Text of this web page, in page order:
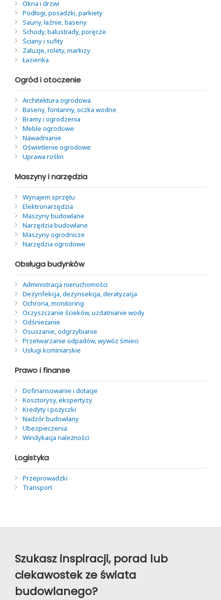
Okna i drzwi
Podłogi, posadzki, parkiety
Sauny, łaźnie, baseny
Schody, balustrady, poręcze
Ściany i sufity
Żaluzje, rolety, markizy
Łazienka
Ogród i otoczenie
Architektura ogrodowa
Baseny, fontanny, oczka wodne
Bramy i ogrodzenia
Meble ogrodowe
Nawadnianie
Oświetlenie ogrodowe
Uprawa roślin
Maszyny i narzędzia
Wynajem sprzętu
Elektronarzędzia
Maszyny budowlane
Narzędzia budowlane
Maszyny ogrodnicze
Narzędzia ogrodowe
Obsługa budynków
Administracja nieruchomości
Dezynfekcja, dezynsekcja, deratyzacja
Ochrona, monitoring
Oczyszczanie ścieków, uzdatnianie wody
Odśnieżanie
Osuszanie, odgrzybianie
Przetwarzanie odpadów, wywóz śmieci
Usługi kominiarskie
Prawo i finanse
Dofinansowanie i dotacje
Kosztorysy, ekspertyzy
Kredyty i pożyczki
Nadzór budowlany
Ubezpieczenia
Windykacja należności
Logistyka
Przeprowadzki
Transport
Szukasz inspiracji, porad lub
ciekawostek ze świata
budowlanego?